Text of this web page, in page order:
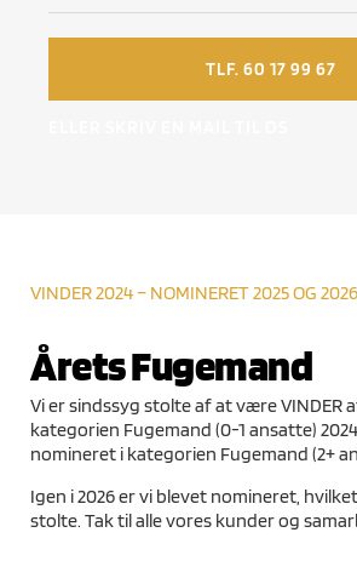
TLF. 60 17 99 67
VINDER 2024 – NOMINERET 2025 OG 2026
Årets Fugemand
Vi er sindssyg stolte af at være VINDER
kategorien Fugemand (0-1 ansatte)
nomineret i kategorien Fugemand (2+
Igen i 2026 er vi blevet nomineret,
stolte. Tak til alle vores kunder og